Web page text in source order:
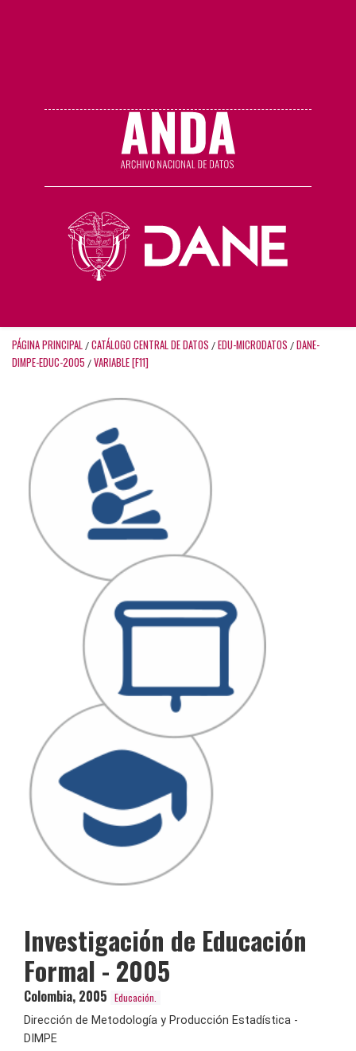
PÁGINA PRINCIPAL / CATÁLOGO CENTRAL DE DATOS / EDU-MICRODATOS / DANE-
DIMPE-EDUC-2005 / VARIABLE [F11]
Investigación de Educación
Formal - 2005
Colombia, 2005 Educación.
Dirección de Metodología y Producción Estadística -
DIMPE